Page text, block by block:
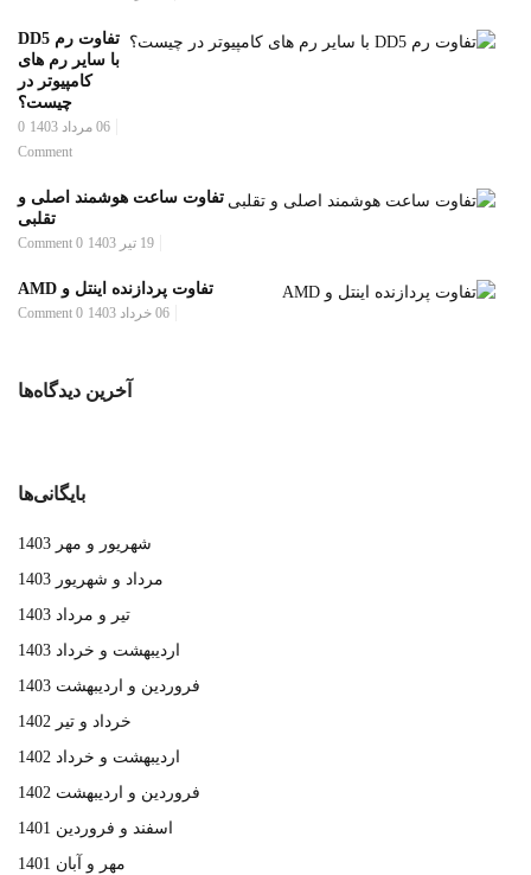
تفاوت رم DD5
با سایر رم های
کامپیوتر در
چیست؟
06 مرداد 1403
0
Comment
تفاوت ساعت هوشمند اصلی و
تقلبی
19 تیر 1403 0 Comment
تفاوت پردازنده اینتل و AMD
06 خرداد 1403 0 Comment
آخرین دیدگاه‌ها
بایگانی‌ها
شهریور و مهر 1403
مرداد و شهریور 1403
تیر و مرداد 1403
اردیبهشت و خرداد 1403
فروردین و اردیبهشت 1403
خرداد و تیر 1402
اردیبهشت و خرداد 1402
فروردین و اردیبهشت 1402
اسفند و فروردین 1401
مهر و آبان 1401